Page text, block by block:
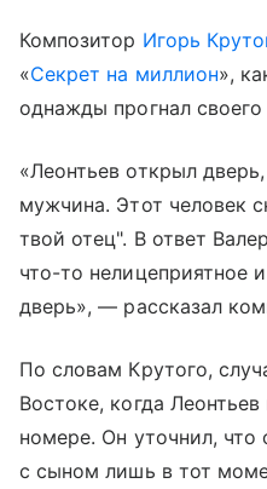
Композитор Игорь
«Секрет на миллион»,
однажды прогнал своего
«Леонтьев открыл
мужчина. Этот человек
твой отец". В ответ
что-то нелицеприятное
дверь», — рассказал
По словам Крутого,
Востоке, когда
номере. Он уточнил, что
с сыном лишь в тот